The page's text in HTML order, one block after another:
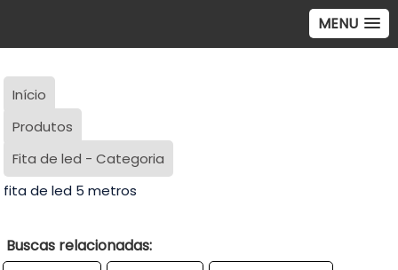
MENU
Início
Produtos
Fita de led - Categoria
fita de led 5 metros
Buscas relacionadas: